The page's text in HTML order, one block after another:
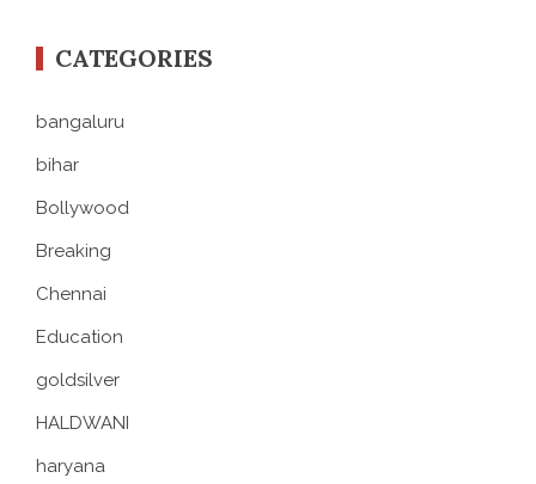
CATEGORIES
bangaluru
bihar
Bollywood
Breaking
Chennai
Education
goldsilver
HALDWANI
haryana